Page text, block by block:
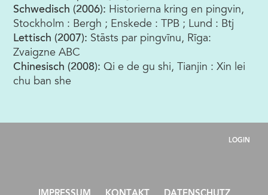
Schwedisch (2006): Historierna kring en pingvin,
Stockholm : Bergh ; Enskede : TPB ; Lund : Btj
Lettisch (2007): Stāsts par pingvīnu, Rīga:
Zvaigzne ABC
Chinesisch (2008): Qi e de gu shi, Tianjin : Xin lei
chu ban she
LOGIN